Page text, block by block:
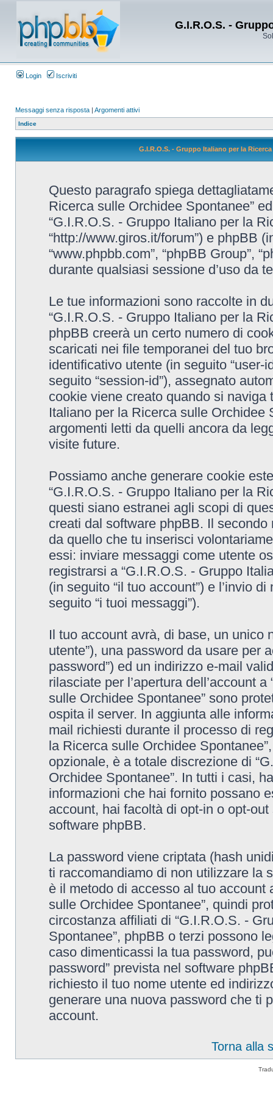
G.I.R.O.S. -
Login Iscriviti
Messaggi senza risposta | Argomenti attivi
Indice
G.I.R.O.S. - Gruppo Italiano per la
Questo paragrafo spiega
Ricerca sulle Orchidee Spontanee”
“G.I.R.O.S. - Gruppo Italiano per la
“http://www.giros.it/forum”) e phpBB
“www.phpbb.com”, “phpBB Group”,
durante qualsiasi sessione d’uso da
Le tue informazioni sono raccolte in
“G.I.R.O.S. - Gruppo Italiano per la
phpBB creerà un certo numero di
scaricati nei file temporanei del tuo
identificativo utente (in seguito
seguito “session-id”), assegnato
cookie viene creato quando si naviga
Italiano per la Ricerca sulle Orchidee
argomenti letti da quelli ancora da
visite future.
Possiamo anche generare cookie
“G.I.R.O.S. - Gruppo Italiano per la
questi siano estranei agli scopi di
creati dal software phpBB. Il
da quello che tu inserisci
essi: inviare messaggi come utente
registrarsi a “G.I.R.O.S. - Gruppo
(in seguito “il tuo account”) e l’invio
seguito “i tuoi messaggi”).
Il tuo account avrà, di base, un unico
utente”), una password da usare per
password”) ed un indirizzo e-mail
rilasciate per l’apertura dell’account
sulle Orchidee Spontanee” sono
ospita il server. In aggiunta alle
mail richiesti durante il processo di
la Ricerca sulle Orchidee
opzionale, è a totale discrezione di
Orchidee Spontanee”. In tutti i casi,
informazioni che hai fornito possano
account, hai facoltà di opt-in o opt-
software phpBB.
La password viene criptata (hash
ti raccomandiamo di non utilizzare la
è il metodo di accesso al tuo account
sulle Orchidee Spontanee”, quindi
circostanza affiliati di “G.I.R.O.S. -
Spontanee”, phpBB o terzi possono
caso dimenticassi la tua password,
password” prevista nel software
richiesto il tuo nome utente ed
generare una nuova password che ti
account.
Torna alla